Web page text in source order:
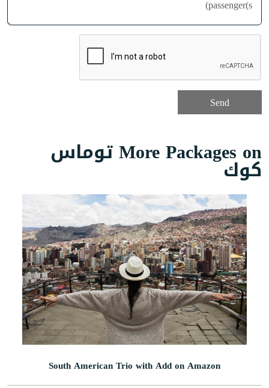
More Packages on توماس
كوك
South American Trio with Add on Amazon